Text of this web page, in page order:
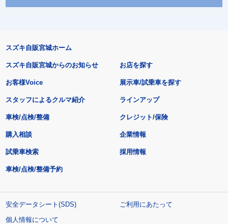
スズキ自販宮城ホーム
スズキ自販宮城からのお知らせ
お客様Voice
スタッフによるクルマ紹介
お店を探す
展示車/試乗車を探す
ラインアップ
車検/点検/整備 クレジット/保険
購入相談
試乗車検索
車検/点検/整備予約
企業情報
採用情報
安全データシート(SDS)
ご利用にあたって
個人情報について